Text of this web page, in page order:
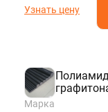
Узнать цену
Марка